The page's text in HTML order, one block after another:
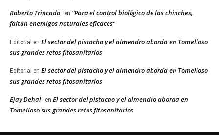
Roberto Trincado en “Para el control biológico de las chinches,
faltan enemigos naturales eficaces”
Editorial en El sector del pistacho y el almendro aborda en Tomelloso
sus grandes retos fitosanitarios
Editorial en El sector del pistacho y el almendro aborda en Tomelloso
sus grandes retos fitosanitarios
Ejay Dehal en El sector del pistacho y el almendro aborda en
Tomelloso sus grandes retos fitosanitarios